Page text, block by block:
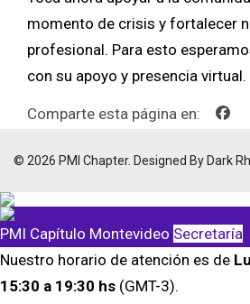
momento de crisis y fortalecer
profesional. Para esto
con su apoyo y presencia virtual.
Comparte esta página en:
© 2026 PMI Chapter. Designed By Dark
PMI Capítulo Montevideo Secretaría
Nuestro horario de atención es de
15:30 a 19:30 hs (GMT-3).